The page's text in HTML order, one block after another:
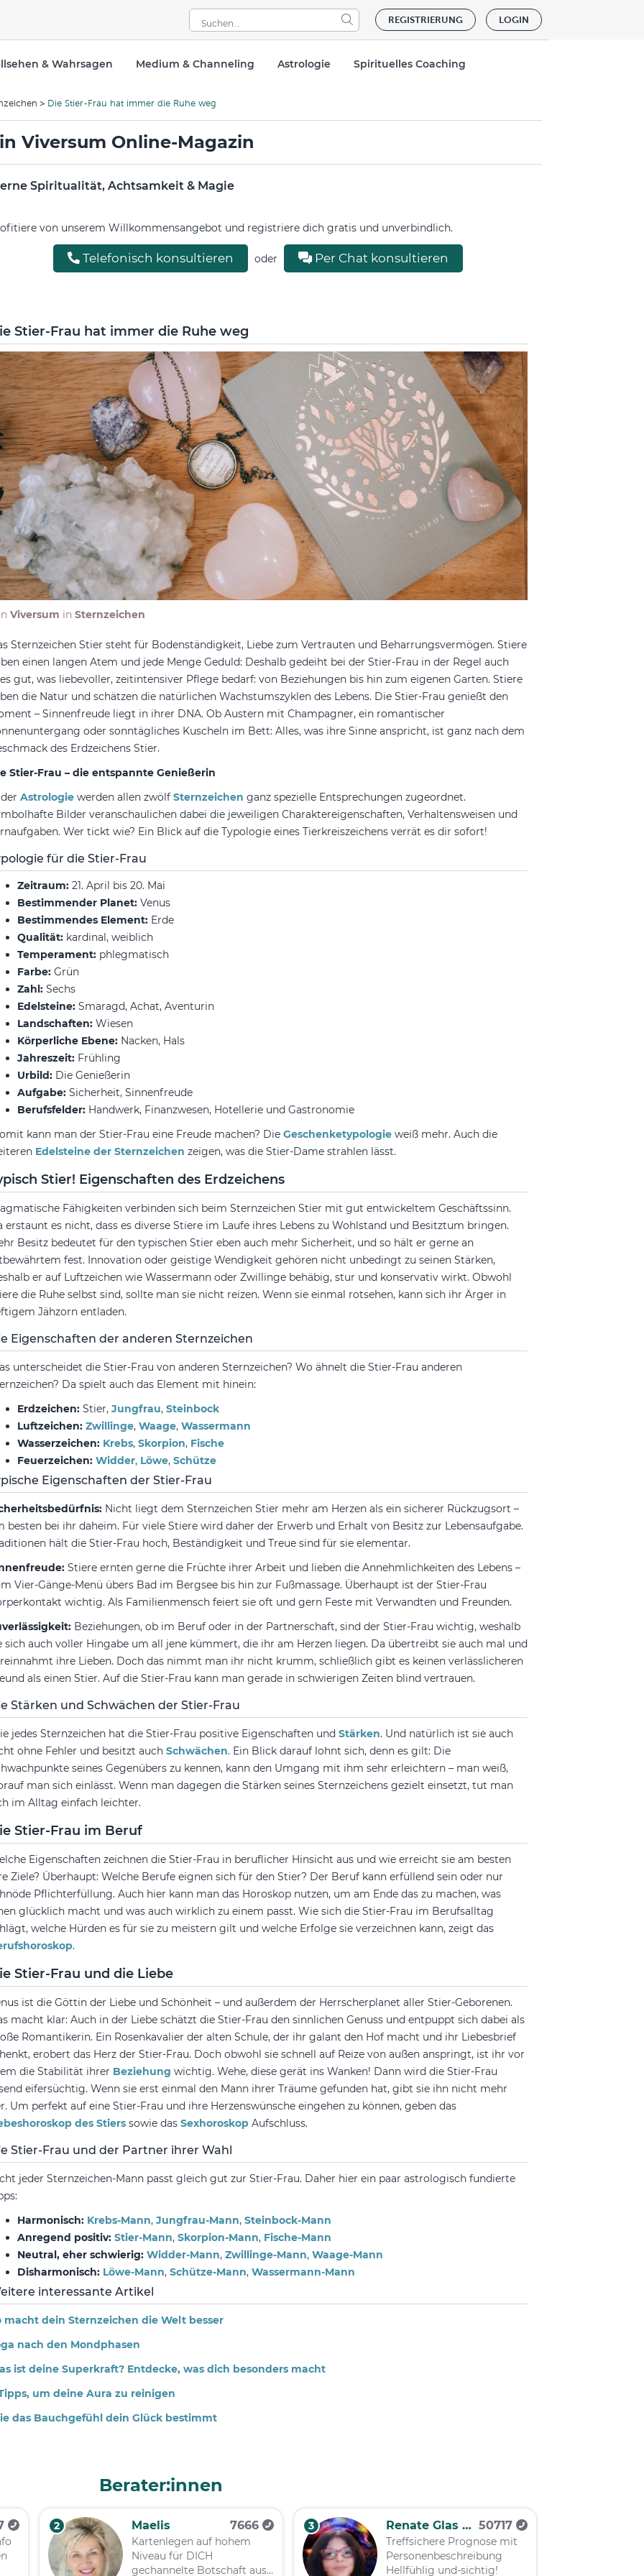
REGISTRIERUNG LOGIN
& Wahrsagen Medium & Channeling Astrologie Spirituelles Coaching
Die Stier-Frau hat immer die Ruhe weg
Viversum Online-Magazin
Spiritualität, Achtsamkeit & Magie
von unserem Willkommensangebot und registriere dich gratis und unverbindlich.
Telefonisch konsultieren oder Per Chat konsultieren
Stier-Frau hat immer die Ruhe weg
Viversum in Sternzeichen
Sternzeichen Stier steht für Bodenständigkeit, Liebe zum Vertrauten und Beharrungsvermögen. Stiere
einen langen Atem und jede Menge Geduld: Deshalb gedeiht bei der Stier-Frau in der Regel auch
gut, was liebevoller, zeitintensiver Pflege bedarf: von Beziehungen bis hin zum eigenen Garten. Stiere
die Natur und schätzen die natürlichen Wachstumszyklen des Lebens. Die Stier-Frau genießt den
– Sinnenfreude liegt in ihrer DNA. Ob Austern mit Champagner, ein romantischer
oder sonntägliches Kuscheln im Bett: Alles, was ihre Sinne anspricht, ist ganz nach dem
des Erdzeichens Stier.
Stier-Frau – die entspannte Genießerin
Astrologie werden allen zwölf Sternzeichen ganz spezielle Entsprechungen zugeordnet.
Bilder veranschaulichen dabei die jeweiligen Charaktereigenschaften, Verhaltensweisen und
Wer tickt wie? Ein Blick auf die Typologie eines Tierkreiszeichens verrät es dir sofort!
für die Stier-Frau
Zeitraum: 21. April bis 20. Mai
Bestimmender Planet: Venus
Bestimmendes Element: Erde
Qualität: kardinal, weiblich
Temperament: phlegmatisch
Farbe: Grün
Zahl: Sechs
Edelsteine: Smaragd, Achat, Aventurin
Landschaften: Wiesen
Körperliche Ebene: Nacken, Hals
Jahreszeit: Frühling
Urbild: Die Genießerin
Aufgabe: Sicherheit, Sinnenfreude
Berufsfelder: Handwerk, Finanzwesen, Hotellerie und Gastronomie
kann man der Stier-Frau eine Freude machen? Die Geschenketypologie weiß mehr. Auch die
Edelsteine der Sternzeichen zeigen, was die Stier-Dame strahlen lässt.
Stier! Eigenschaften des Erdzeichens
Fähigkeiten verbinden sich beim Sternzeichen Stier mit gut entwickeltem Geschäftssinn.
erstaunt es nicht, dass es diverse Stiere im Laufe ihres Lebens zu Wohlstand und Besitztum bringen.
Besitz bedeutet für den typischen Stier eben auch mehr Sicherheit, und so hält er gerne an
fest. Innovation oder geistige Wendigkeit gehören nicht unbedingt zu seinen Stärken,
er auf Luftzeichen wie Wassermann oder Zwillinge behäbig, stur und konservativ wirkt. Obwohl
die Ruhe selbst sind, sollte man sie nicht reizen. Wenn sie einmal rotsehen, kann sich ihr Ärger in
Jähzorn entladen.
Eigenschaften der anderen Sternzeichen
unterscheidet die Stier-Frau von anderen Sternzeichen? Wo ähnelt die Stier-Frau anderen
Da spielt auch das Element mit hinein:
Erdzeichen: Stier, Jungfrau, Steinbock
Luftzeichen: Zwillinge, Waage, Wassermann
Wasserzeichen: Krebs, Skorpion, Fische
Feuerzeichen: Widder, Löwe, Schütze
Eigenschaften der Stier-Frau
Nicht liegt dem Sternzeichen Stier mehr am Herzen als ein sicherer Rückzugsort –
besten bei ihr daheim. Für viele Stiere wird daher der Erwerb und Erhalt von Besitz zur Lebensaufgabe.
hält die Stier-Frau hoch, Beständigkeit und Treue sind für sie elementar.
Stiere ernten gerne die Früchte ihrer Arbeit und lieben die Annehmlichkeiten des Lebens –
Vier-Gänge-Menü übers Bad im Bergsee bis hin zur Fußmassage. Überhaupt ist der Stier-Frau
wichtig. Als Familienmensch feiert sie oft und gern Feste mit Verwandten und Freunden.
Beziehungen, ob im Beruf oder in der Partnerschaft, sind der Stier-Frau wichtig, weshalb
sich auch voller Hingabe um all jene kümmert, die ihr am Herzen liegen. Da übertreibt sie auch mal und
ihre Lieben. Doch das nimmt man ihr nicht krumm, schließlich gibt es keinen verlässlicheren
als einen Stier. Auf die Stier-Frau kann man gerade in schwierigen Zeiten blind vertrauen.
Stärken und Schwächen der Stier-Frau
jedes Sternzeichen hat die Stier-Frau positive Eigenschaften und Stärken. Und natürlich ist sie auch
ohne Fehler und besitzt auch Schwächen. Ein Blick darauf lohnt sich, denn es gilt: Die
seines Gegenübers zu kennen, kann den Umgang mit ihm sehr erleichtern – man weiß,
man sich einlässt. Wenn man dagegen die Stärken seines Sternzeichens gezielt einsetzt, tut man
im Alltag einfach leichter.
Stier-Frau im Beruf
Eigenschaften zeichnen die Stier-Frau in beruflicher Hinsicht aus und wie erreicht sie am besten
Ziele? Überhaupt: Welche Berufe eignen sich für den Stier? Der Beruf kann erfüllend sein oder nur
Pflichterfüllung. Auch hier kann man das Horoskop nutzen, um am Ende das zu machen, was
glücklich macht und was auch wirklich zu einem passt. Wie sich die Stier-Frau im Berufsalltag
welche Hürden es für sie zu meistern gilt und welche Erfolge sie verzeichnen kann, zeigt das
.
Stier-Frau und die Liebe
ist die Göttin der Liebe und Schönheit – und außerdem der Herrscherplanet aller Stier-Geborenen.
macht klar: Auch in der Liebe schätzt die Stier-Frau den sinnlichen Genuss und entpuppt sich dabei als
Romantikerin. Ein Rosenkavalier der alten Schule, der ihr galant den Hof macht und ihr Liebesbrief
erobert das Herz der Stier-Frau. Doch obwohl sie schnell auf Reize von außen anspringt, ist ihr vor
die Stabilität ihrer Beziehung wichtig. Wehe, diese gerät ins Wanken! Dann wird die Stier-Frau
eifersüchtig. Wenn sie erst einmal den Mann ihrer Träume gefunden hat, gibt sie ihn nicht mehr
Um perfekt auf eine Stier-Frau und ihre Herzenswünsche eingehen zu können, geben das
des Stiers sowie das Sexhoroskop Aufschluss.
Stier-Frau und der Partner ihrer Wahl
jeder Sternzeichen-Mann passt gleich gut zur Stier-Frau. Daher hier ein paar astrologisch fundierte
Harmonisch: Krebs-Mann, Jungfrau-Mann, Steinbock-Mann
Anregend positiv: Stier-Mann, Skorpion-Mann, Fische-Mann
Neutral, eher schwierig: Widder-Mann, Zwillinge-Mann, Waage-Mann
Disharmonisch: Löwe-Mann, Schütze-Mann, Wassermann-Mann
interessante Artikel
macht dein Sternzeichen die Welt besser
nach den Mondphasen
ist deine Superkraft? Entdecke, was dich besonders macht
um deine Aura zu reinigen
das Bauchgefühl dein Glück bestimmt
Berater:innen
2 Maelis 7666
Kartenlegen auf hohem
Niveau für DICH
gechannelte Botschaft aus
3 Renate Glas Rose 17 50717
Treffsichere Prognose mit
Personenbeschreibung
Hellfühlig und-sichtig!